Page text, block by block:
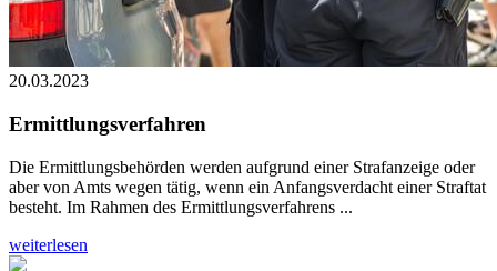
20.03.2023
Ermittlungsverfahren
Die Ermittlungsbehörden werden aufgrund einer Strafanzeige oder
aber von Amts wegen tätig, wenn ein Anfangsverdacht einer Straftat
besteht. Im Rahmen des Ermittlungsverfahrens ...
weiterlesen